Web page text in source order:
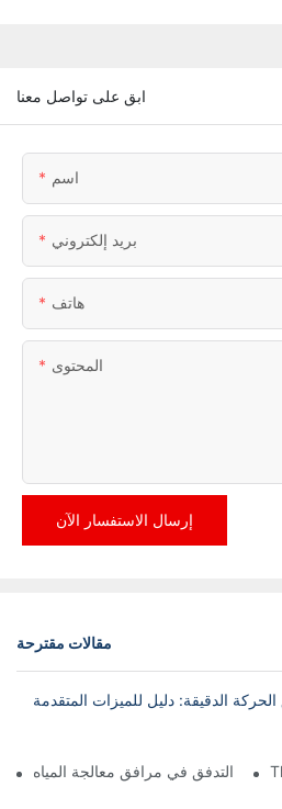
ابق على تواصل معنا
اسم
بريد إلكتروني
هاتف
المحتوى
إرسال الاستفسار الآن
مقالات مقترحة
الدقيقة: دليل للميزات المتقدمة
فوهة التدفق في مرافق معالجة المياه